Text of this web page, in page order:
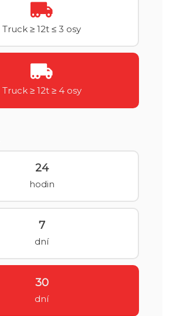
Truck ≥ 12t ≤ 3 osy
Truck ≥ 12t ≥ 4 osy
24
hodin
7
dní
30
dní